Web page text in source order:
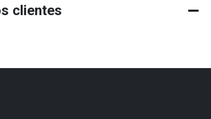
clientes